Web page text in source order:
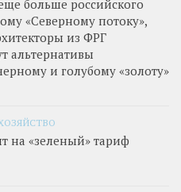
больше российского
«Северному потоку»,
из ФРГ
альтернативы
и голубому «золоту»
на «зеленый» тариф